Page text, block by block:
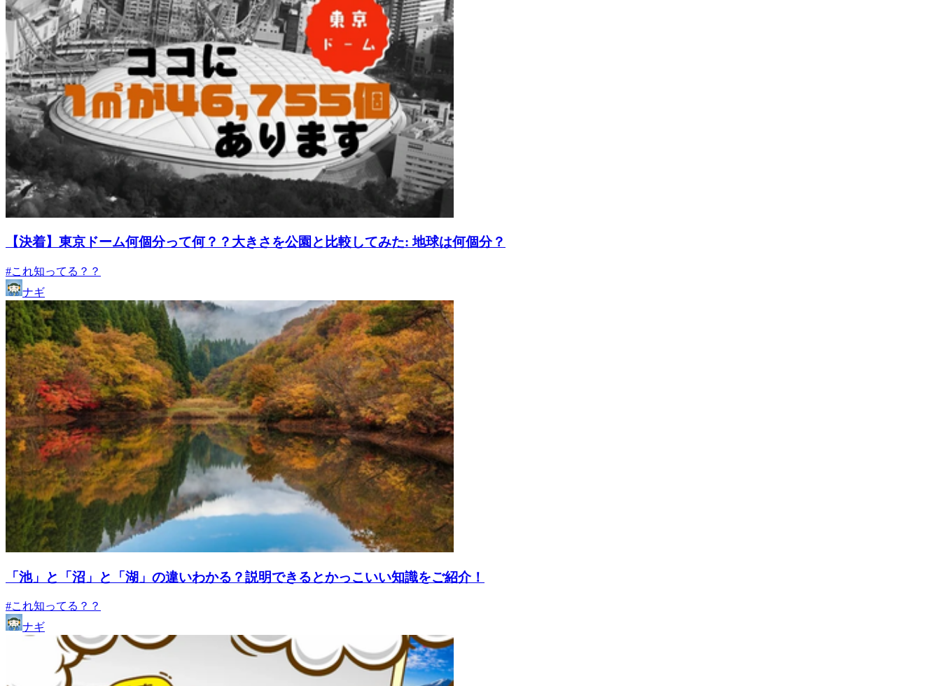
【決着】東京ドーム何個分って何？？大きさを公園と比較してみた: 地球は何個分？
#これ知ってる？？
ナギ
「池」と「沼」と「湖」の違いわかる？説明できるとかっこいい知識をご紹介！
#これ知ってる？？
ナギ